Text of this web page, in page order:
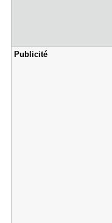
Publicité